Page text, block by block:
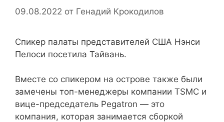
09.08.2022 от Генадий Крокодилов
Спикер палаты представителей США Нэнси
Пелоси посетила Тайвань.
Вместе со спикером на острове также были
замечены топ-менеджеры компании TSMC и
вице-председатель Pegatron — это
компания, которая занимается сборкой